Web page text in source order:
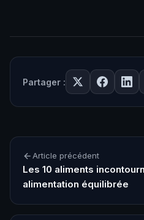
Partager :
Article précédent
Les 10 aliments
alimentation équilibrée